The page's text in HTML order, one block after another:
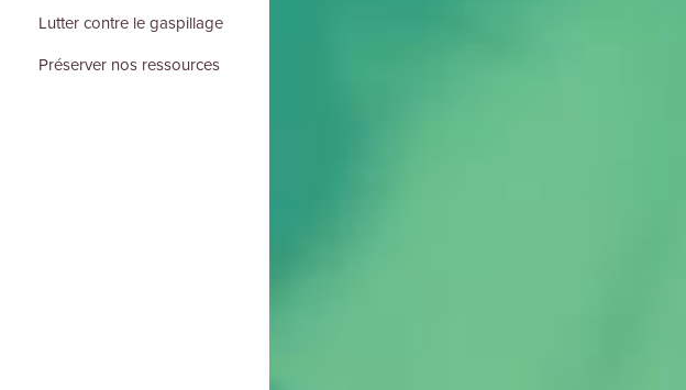
Lutter contre le gaspillage
Préserver nos ressources